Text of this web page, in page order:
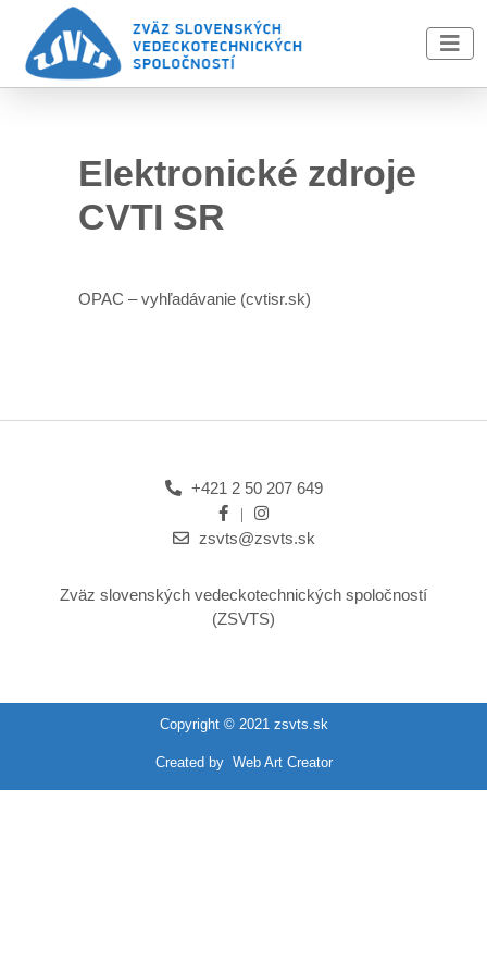
Skip to main content
Elektronické zdroje
CVTI SR
OPAC – vyhľadávanie (cvtisr.sk)
+421 2 50 207 649
zsvts@zsvts.sk
Zväz slovenských vedeckotechnických spoločností
(ZSVTS)
Copyright © 2021 zsvts.sk
Created by Web Art Creator